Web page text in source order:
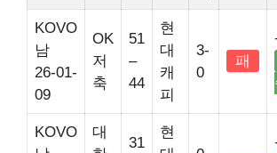
KOVO
남
26-01-
09
OK
저
축
51
–
44
현
대
캐
피
3-
0
패
KOVO
대
31
현